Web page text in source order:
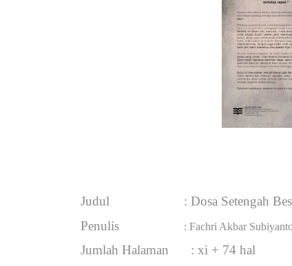
Judul
: Dosa Setengah
Penulis
: Fachri Akbar
Jumlah Halaman
: xi + 74 hal